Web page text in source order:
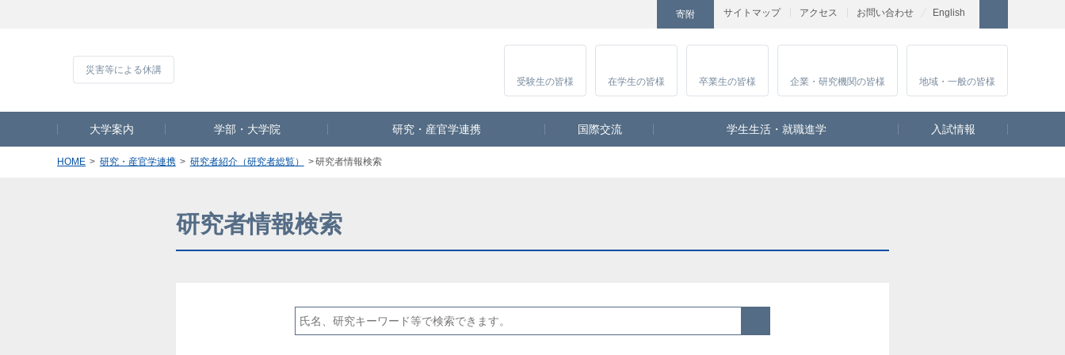
サイトマップ アクセス お問い合わせ
寄附 English
Instagram
受験生の皆様 在学生の皆様 卒業生の皆様 企業・研究機関の皆様 地域・一般の皆様
大学案内 学部・大学院 研究・産官学連携 国際交流 学生生活・就職進学 入試情報
HOME 研究・産官学連携 研究者紹介（研究者総覧） 研究者情報検索
研究者情報検索